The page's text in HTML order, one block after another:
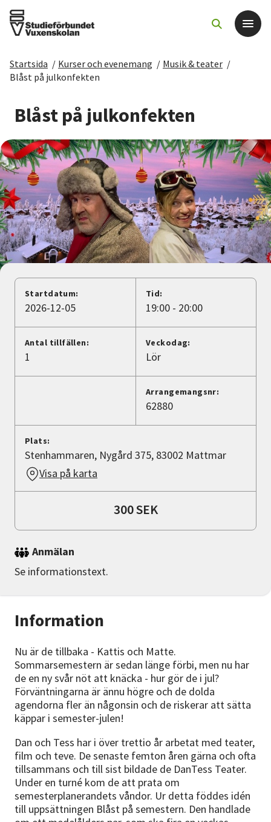
Det här gör vi
För dig som
Sök kurser och evenemang
Om SV
Starta studiecirkel
Cirkelledare
Nyheter
Avdelningar
Lyssna
Startsida / Kurser och evenemang / Musik & teater /
Blåst på julkonfekten
Blåst på julkonfekten
Information
Nu är de tillbaka - Kattis och Matte.
Sommarsemestern är sedan länge förbi, men nu har
de en ny svår nöt att knäcka - hur gör de i jul?
Förväntningarna är ännu högre och de dolda
agendorna fler än någonsin och de riskerar att sätta
käppar i semester-julen!
Dan och Tess har i över trettio år arbetat med teater,
film och teve. De senaste femton åren gärna och ofta
tillsammans och till sist bildade de DanTess Teater.
Under en turné kom de att prata om
semesterplanerandets våndor. Ur detta föddes idén
till uppsättningen Blåst på semestern. Den handlade
Startdatum:
2026-12-05
Tid:
19:00 - 20:00
Antal tillfällen:
1
Veckodag:
Lör
Arrangemangsnr:
62880
Plats:
Stenhammaren, Nygård 375, 83002 Mattmar
Visa på karta
300 SEK
Anmälan
Se informationstext.